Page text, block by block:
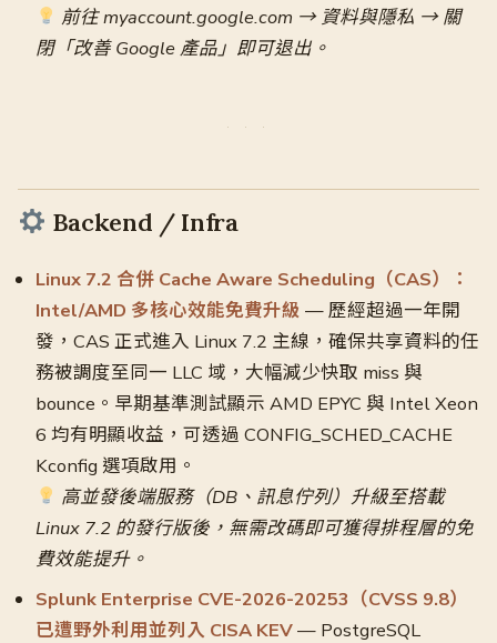
前往 myaccount.google.com → 資料與隱私 → 關
閉「改善 Google 產品」即可退出。
Backend / Infra
Linux 7.2 合併 Cache Aware Scheduling（CAS）：
Intel/AMD 多核心效能免費升級 — 歷經超過一年開
發，CAS 正式進入 Linux 7.2 主線，確保共享資料的任
務被調度至同一 LLC 域，大幅減少快取 miss 與
bounce。早期基準測試顯示 AMD EPYC 與 Intel Xeon
6 均有明顯收益，可透過 CONFIG_SCHED_CACHE
Kconfig 選項啟用。
高並發後端服務（DB、訊息佇列）升級至搭載
Linux 7.2 的發行版後，無需改碼即可獲得排程層的免
費效能提升。
Splunk Enterprise CVE-2026-20253（CVSS 9.8）
已遭野外利用並列入 CISA KEV— PostgreSQL